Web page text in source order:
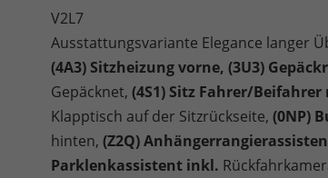
V2L7
Ausstattungsvariante Elegance langer
(4A3) Sitzheizung vorne, (3U3)
Gepäcknet, (4S1) Sitz Fahrer/
Klapptisch auf der Sitzrückseite, (0NP)
hinten, (Z2Q)
Parklenkassistent inkl.